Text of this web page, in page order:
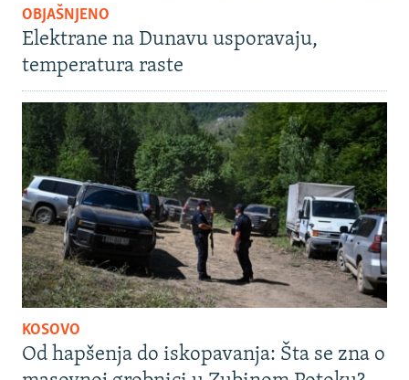
OBJAŠNJENO
Elektrane na Dunavu usporavaju,
temperatura raste
KOSOVO
Od hapšenja do iskopavanja: Šta se zna o